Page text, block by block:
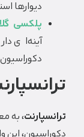
دیوارها استفاده
پلکسی گلاس
آینه‌ای دارد و
دکوراسیون داخلی
، به معنای
این واژه برای